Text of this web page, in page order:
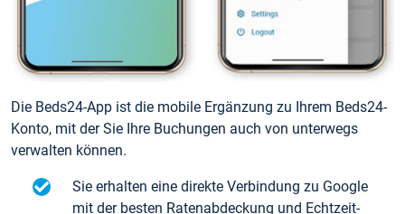
Die Beds24-App ist die mobile Ergänzung zu Ihrem Beds24-
Konto, mit der Sie Ihre Buchungen auch von unterwegs
verwalten können.
Sie erhalten eine direkte Verbindung zu Google
mit der besten Ratenabdeckung und Echtzeit-